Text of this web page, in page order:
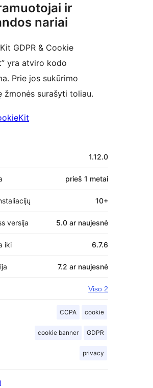
ir
nariai
GDPR & Cookie
yra atviro kodo
Prie jos sukūrimo
žmonės surašyti toliau.
1.12.0
prieš 1 metai
10+
versija 5.0 ar naujesnė
iki 6.7.6
7.2 ar naujesnė
Viso 2
CCPA cookie
cookie banner GDPR
privacy